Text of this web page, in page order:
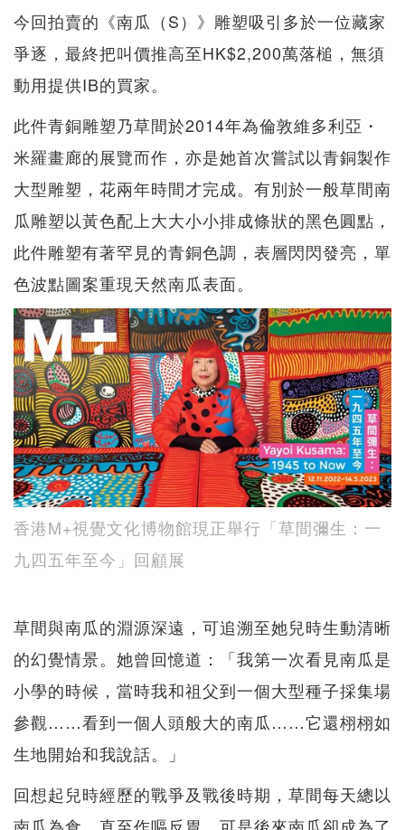
今回拍賣的《南瓜（S）》雕塑吸引多於一位藏家
爭逐，最終把叫價推高至HK$2,200萬落槌，無須
動用提供IB的買家。
此件青銅雕塑乃草間於2014年為倫敦維多利亞・
米羅畫廊的展覽而作，亦是她首次嘗試以青銅製作
大型雕塑，花兩年時間才完成。有別於一般草間南
瓜雕塑以黃色配上大大小小排成條狀的黑色圓點，
此件雕塑有著罕見的青銅色調，表層閃閃發亮，單
色波點圖案重現天然南瓜表面。
香港M+視覺文化博物館現正舉行「草間彌生：一
九四五年至今」回顧展
草間與南瓜的淵源深遠，可追溯至她兒時生動清晰
的幻覺情景。她曾回憶道：「我第一次看見南瓜是
小學的時候，當時我和祖父到一個大型種子採集場
參觀……看到一個人頭般大的南瓜……它還栩栩如
生地開始和我說話。」
回想起兒時經歷的戰爭及戰後時期，草間每天總以